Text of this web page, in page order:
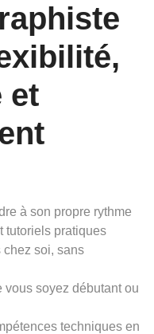
et
à son propre rythme
tutoriels pratiques
chez soi, sans
soyez débutant ou
techniques en